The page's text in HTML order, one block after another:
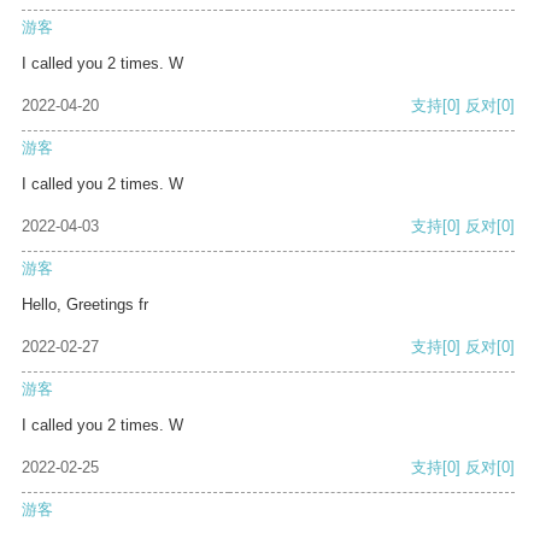
游客
I called you 2 times. W
2022-04-20 支持[0] 反对[0]
游客
I called you 2 times. W
2022-04-03 支持[0] 反对[0]
游客
Hello, Greetings fr
2022-02-27 支持[0] 反对[0]
游客
I called you 2 times. W
2022-02-25 支持[0] 反对[0]
游客